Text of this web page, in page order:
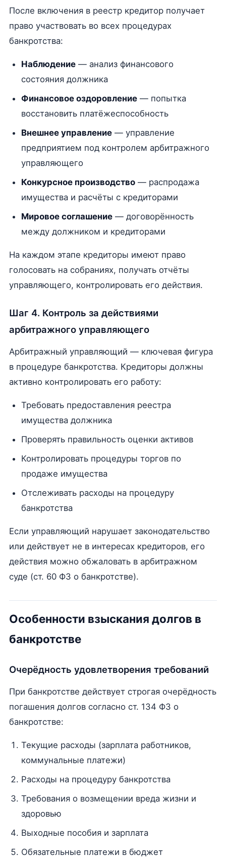
После включения в реестр кредитор получает
право участвовать во всех процедурах
банкротства:
Наблюдение— анализ финансового
состояния должника
Финансовое оздоровление— попытка
восстановить платёжеспособность
Внешнее управление— управление
предприятием под контролем арбитражного
управляющего
Конкурсное производство— распродажа
имущества и расчёты с кредиторами
Мировое соглашение— договорённость
между должником и кредиторами
На каждом этапе кредиторы имеют право
голосовать на собраниях, получать отчёты
управляющего, контролировать его действия.
Шаг 4. Контроль за действиями
арбитражного управляющего
Арбитражный управляющий — ключевая фигура
в процедуре банкротства. Кредиторы должны
активно контролировать его работу:
Требовать предоставления реестра
имущества должника
Проверять правильность оценки активов
Контролировать процедуры торгов по
продаже имущества
Отслеживать расходы на процедуру
банкротства
Если управляющий нарушает законодательство
или действует не в интересах кредиторов, его
действия можно обжаловать в арбитражном
суде (ст. 60 ФЗ о банкротстве).
Особенности взыскания долгов в
банкротстве
Очерёдность удовлетворения требований
При банкротстве действует строгая очерёдность
погашения долгов согласно ст. 134 ФЗ о
банкротстве:
Текущие расходы (зарплата работников,
коммунальные платежи)
Расходы на процедуру банкротства
Требования о возмещении вреда жизни и
здоровью
Выходные пособия и зарплата
Обязательные платежи в бюджет